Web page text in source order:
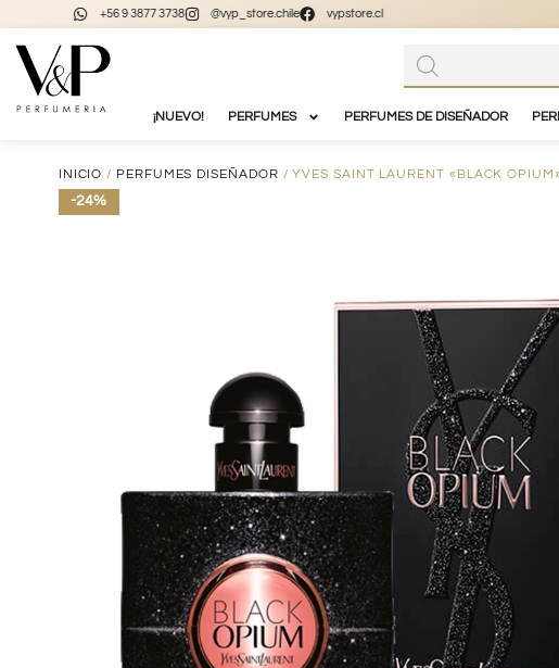
+56 9 3877 3738 @vyp_store.chile vypstore.cl
¡NUEVO! PERFUMES PERFUMES DE DISEÑADOR
INICIO / PERFUMES DISEÑADOR / YVES SAINT LAURENT «BLACK
-24%